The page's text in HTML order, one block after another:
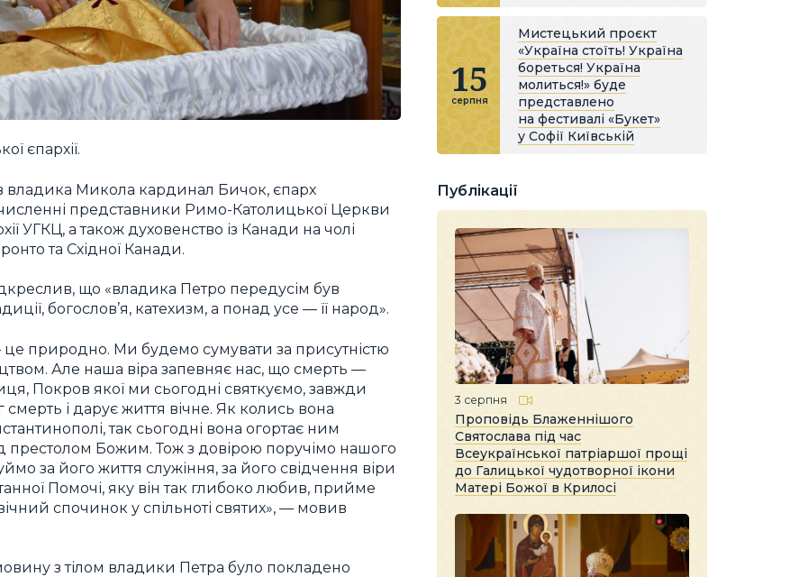
єпархії.
владика Микола кардинал Бичок, єпарх
представники Римо-Католицької Церкви
УГКЦ, а також духовенство із Канади на чолі
та Східної Канади.
що «владика Петро передусім був
богослов’я, катехизм, а понад усе — її народ».
це природно. Ми будемо сумувати за присутністю
Але наша віра запевняє нас, що смерть —
Покров якої ми сьогодні святкуємо, завжди
і дарує життя вічне. Як колись вона
так сьогодні вона огортає ним
престолом Божим. Тож з довірою поручімо нашого
за його життя служіння, за його свідчення віри
Помочі, яку він так глибоко любив, прийме
спочинок у спільноті святих», — мовив
з тілом владики Петра було покладено
15
серпня
Мистецький проєкт
«Україна стоїть! Україна
бореться! Україна
молиться!» буде
представлено
на фестивалі «Букет»
у Софії Київській
Публікації
3 серпня
Проповідь Блаженнішого
Святослава під час
Всеукраїнської патріаршої прощі
до Галицької чудотворної ікони
Матері Божої в Крилосі